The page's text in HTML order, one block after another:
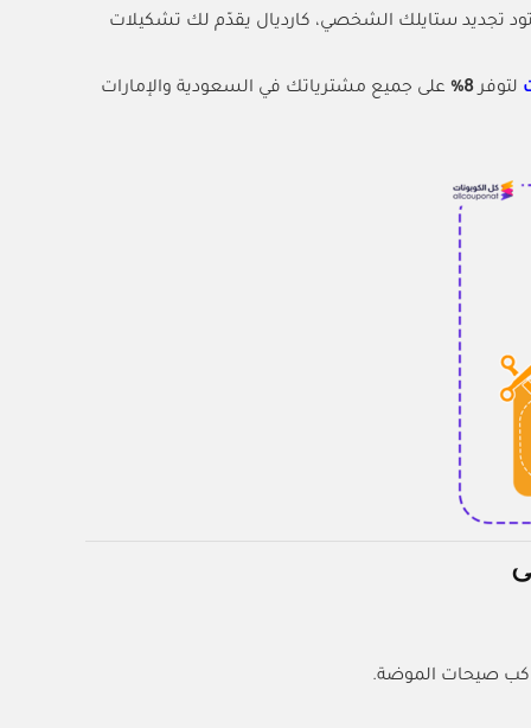
تود تجديد ستايلك الشخصي، كارديال يقدّم لك تشكيلات
لتوفر 8% على جميع مشترياتك في السعودية والإمارات
صيحات الموضة.